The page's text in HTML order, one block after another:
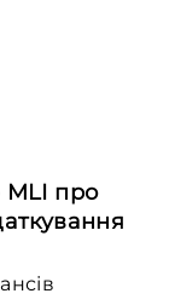
MLI про